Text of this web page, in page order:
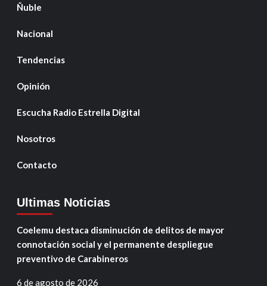
Ñuble
Nacional
Tendencias
Opinión
Escucha Radio Estrella Digital
Nosotros
Contacto
Ultimas Noticias
Coelemu destaca disminución de delitos de mayor
connotación social y el permanente despliegue
preventivo de Carabineros
6 de agosto de 2026